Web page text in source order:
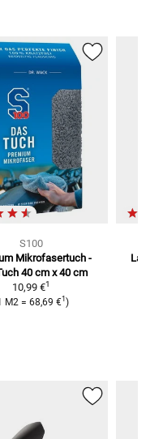
S100
Mikrofasertuch -
40 cm x 40 cm
10,99 €1
M2 =68,69 €1)